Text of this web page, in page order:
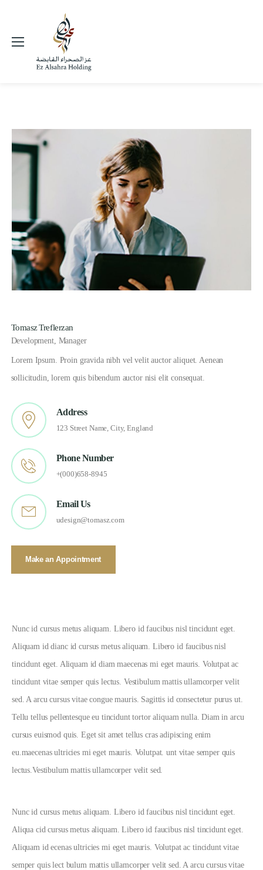
Tomasz Treflerzan
Development, Manager
Lorem Ipsum. Proin gravida nibh vel velit auctor aliquet. Aenean
sollicitudin, lorem quis bibendum auctor nisi elit consequat.
Address
123 Street Name, City, England
Phone Number
+(000)658-8945
Email Us
udesign@tomasz.com
Make an Appointment
Nunc id cursus metus aliquam. Libero id faucibus nisl tincidunt eget.
Aliquam id dianc id cursus metus aliquam. Libero id faucibus nisl
tincidunt eget. Aliquam id diam maecenas mi eget mauris. Volutpat ac
tincidunt vitae semper quis lectus. Vestibulum mattis ullamcorper velit
sed. A arcu cursus vitae congue mauris. Sagittis id consectetur purus ut.
Tellu tellus pellentesque eu tincidunt tortor aliquam nulla. Diam in arcu
cursus euismod quis. Eget sit amet tellus cras adipiscing enim
eu.maecenas ultricies mi eget mauris. Volutpat. unt vitae semper quis
lectus.Vestibulum mattis ullamcorper velit sed.
Nunc id cursus metus aliquam. Libero id faucibus nisl tincidunt eget.
Aliqua cid cursus metus aliquam. Libero id faucibus nisl tincidunt eget.
Aliquam id ecenas ultricies mi eget mauris. Volutpat ac tincidunt vitae
semper quis lect bulum mattis ullamcorper velit sed. A arcu cursus vitae